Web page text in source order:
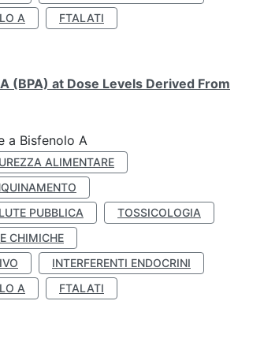
A
FTALATI
(BPA) at Dose Levels Derived From
a Bisfenolo A
ALIMENTARE
PUBBLICA
TOSSICOLOGIA
CHIMICHE
INTERFERENTI ENDOCRINI
A
FTALATI